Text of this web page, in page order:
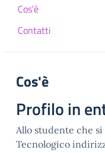
Cos'è
Contatti
Cos'è
Profilo in
Allo studente che
Tecnologico